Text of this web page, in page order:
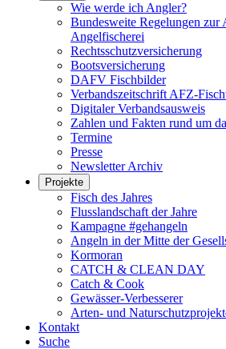
Wie werde ich Angler?
Bundesweite Regelungen zur
Angelfischerei
Rechtsschutzversicherung
Bootsversicherung
DAFV Fischbilder
Verbandszeitschrift AFZ-
Digitaler Verbandsausweis
Zahlen und Fakten rund um
Termine
Presse
Newsletter Archiv
Projekte
Fisch des Jahres
Flusslandschaft der Jahre
Kampagne #gehangeln
Angeln in der Mitte der
Kormoran
CATCH & CLEAN DAY
Catch & Cook
Gewässer-Verbesserer
Arten- und
Kontakt
Suche